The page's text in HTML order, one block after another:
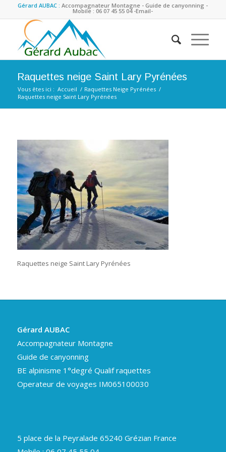
Gérard AUBAC :Accompagnateur Montagne - Guide de canyonning -
Mobile : 06 07 45 55 04 -Email-
Raquettes neige Saint Lary Pyrénées
Vous êtes ici : Accueil / Raquettes Neige Pyrénées /
Raquettes neige Saint Lary Pyrénées
Raquettes neige Saint Lary Pyrénées
Gérard AUBAC
Accompagnateur Montagne
Guide de canyonning
BE alpinisme 1°degré Qualif raquettes
Operateur de voyages IM065100030
5 place de la Peyralade 65240 Grézian France